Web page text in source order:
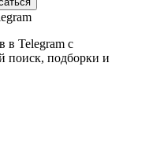
в Telegram с
поиск, подборки и